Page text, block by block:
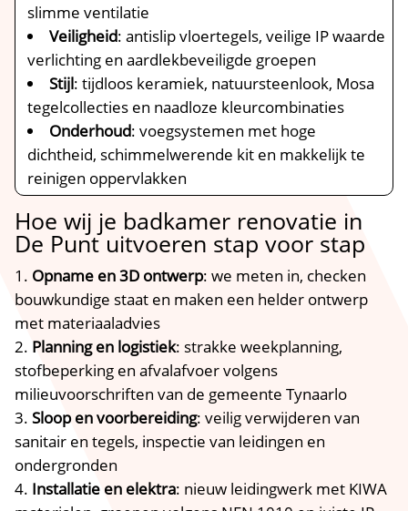
slimme ventilatie
Veiligheid: antislip vloertegels, veilige IP waarde
verlichting en aardlekbeveiligde groepen
Stijl: tijdloos keramiek, natuursteenlook, Mosa
tegelcollecties en naadloze kleurcombinaties
Onderhoud: voegsystemen met hoge
dichtheid, schimmelwerende kit en makkelijk te
reinigen oppervlakken
Hoe wij je badkamer renovatie in
De Punt uitvoeren stap voor stap
Opname en 3D ontwerp: we meten in, checken
bouwkundige staat en maken een helder ontwerp
met materiaaladvies
Planning en logistiek: strakke weekplanning,
stofbeperking en afvalafvoer volgens
milieuvoorschriften van de gemeente Tynaarlo
Sloop en voorbereiding: veilig verwijderen van
sanitair en tegels, inspectie van leidingen en
ondergronden
Installatie en elektra: nieuw leidingwerk met KIWA